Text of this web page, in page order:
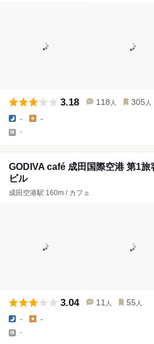
3.18 118 人 305 人
- -
-
GODIVA café 成田国際空港 第1旅
ビル
成田空港駅 160m / カフェ
3.04 11 人 55 人
- -
-